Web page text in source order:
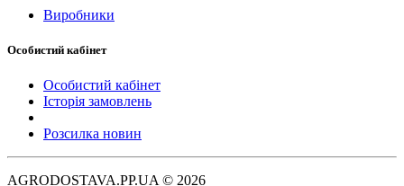
Виробники
Особистий кабінет
Особистий кабінет
Історія замовлень
Розсилка новин
AGRODOSTAVA.PP.UA © 2026